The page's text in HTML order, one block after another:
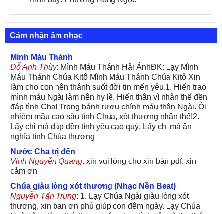
Cảm nhận âm nhạc
Mình Máu Thánh
Dỗ Anh Thùy: Mình Máu Thánh Hải ÁnhĐK: Lạy Mình
Máu Thánh Chúa Kitô Mình Máu Thánh Chúa Kitô Xin
làm cho con nên thánh suốt đời tin mến yêu.1. Hiến trao
mình máu Ngài làm nên hy lề. Hiến thân vì nhân thế đền
đáp tình Cha! Trong bánh rượu chính máu thân Ngài. Ôi
nhiệm mầu cao sâu tình Chúa, xót thương nhân thế!2.
Lấy chi mà đáp đền tình yêu cao quý. Lấy chi mà ân
nghĩa tình Chúa thương
Nước Cha trị đến
Vinh Nguyễn Quang: xin vui lòng cho xin bản pdf. xin
cảm ơn
Chúa giàu lòng xót thương (Nhạc Nền Beat)
Nguyễn Tấn Trung: 1. Lạy Chúa Ngài giàu lòng xót
thương, xin ban ơn phù giúp con đêm ngày. Lạy Chúa